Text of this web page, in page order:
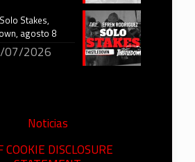
Stakes,
agosto 8
07/2026
Noticias
COOKIE DISCLOSURE